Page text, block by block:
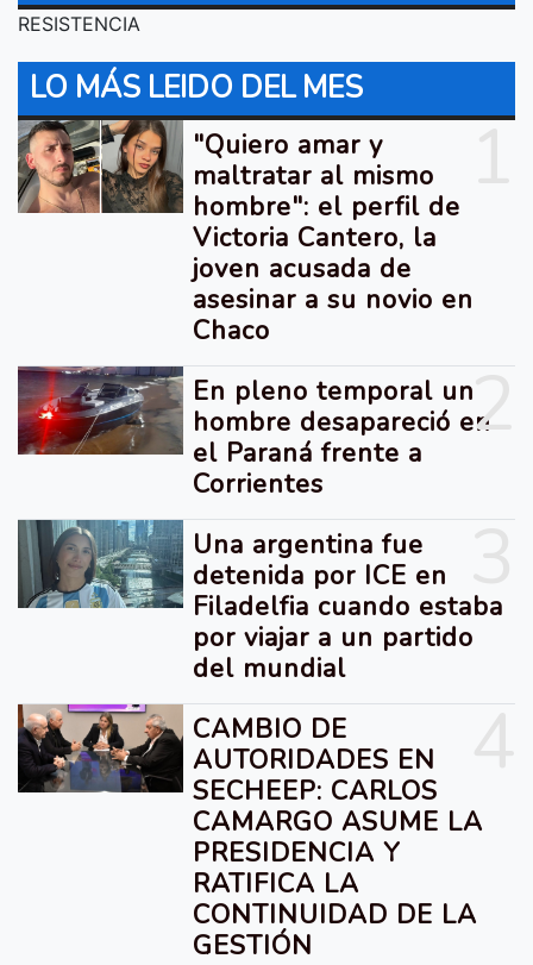
RESISTENCIA
LO MÁS LEIDO DEL MES
"Quiero amar y
maltratar al mismo
hombre": el perfil de
Victoria Cantero, la
joven acusada de
asesinar a su novio en
Chaco
2
En pleno temporal un
hombre desapareció en
el Paraná frente a
Corrientes
Una argentina fue
detenida por ICE en
Filadelfia cuando estaba
por viajar a un partido
del mundial
CAMBIO DE
AUTORIDADES EN
SECHEEP: CARLOS
CAMARGO ASUME LA
PRESIDENCIA Y
RATIFICA LA
CONTINUIDAD DE LA
GESTIÓN